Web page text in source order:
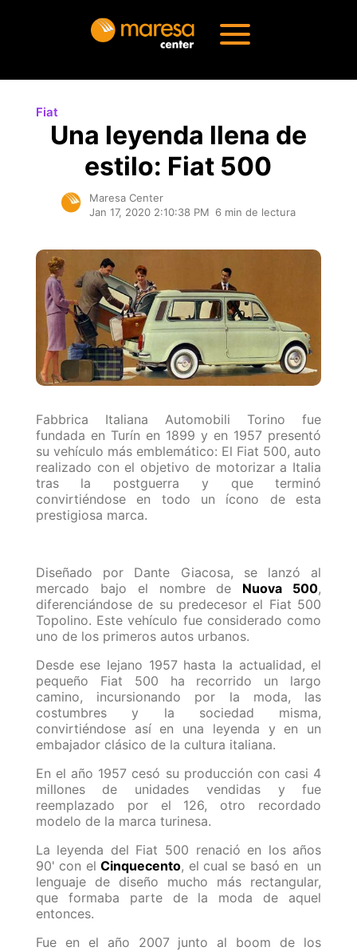
Fiat
Una leyenda llena de
estilo: Fiat 500
Maresa Center
Jan 17, 2020 2:10:38 PM 6 min de lectura
Fabbrica Italiana Automobili Torino fue
fundada en Turín en 1899 y en 1957 presentó
su vehículo más emblemático: El Fiat 500, auto
realizado con el objetivo de motorizar a Italia
tras la postguerra y que terminó
convirtiéndose en todo un ícono de esta
prestigiosa marca.
Diseñado por Dante Giacosa, se lanzó al
mercado bajo el nombre de Nuova 500,
diferenciándose de su predecesor el Fiat 500
Topolino. Este vehículo fue considerado como
uno de los primeros autos urbanos.
Desde ese lejano 1957 hasta la actualidad, el
pequeño Fiat 500 ha recorrido un largo
camino, incursionando por la moda, las
costumbres y la sociedad misma,
convirtiéndose así en una leyenda y en un
embajador clásico de la cultura italiana.
En el año 1957 cesó su producción con casi 4
millones de unidades vendidas y fue
reemplazado por el 126, otro recordado
modelo de la marca turinesa.
La leyenda del Fiat 500 renació en los años
90' con elCinquecento, el cual se basó en un
lenguaje de diseño mucho más rectangular,
que formaba parte de la moda de aquel
entonces.
Fue en el año 2007 junto al boom de los